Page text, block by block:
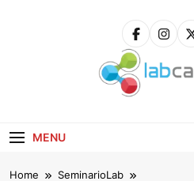
MENU
Home
SeminarioLab